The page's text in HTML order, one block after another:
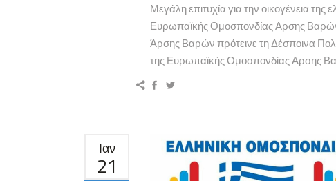
Μεγάλη επιτυχία για την οικογένεια
Ευρωπαϊκής Ομοσπονδίας Αρσης Βαρών.
Άρσης Βαρών πρότεινε τη Δέσποινα
της Ευρωπαϊκής Ομοσπονδίας Αρσης
Ιαν
21